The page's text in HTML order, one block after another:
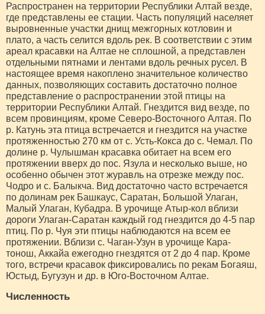
Распространен на территории Республики Алтай везде,
где представлены ее стации. Часть популяций населяет
выровненные участки днищ межгорных котловин и
плато, а часть селится вдоль рек. В соответствии с этим
ареал красавки на Алтае не сплошной, а представлен
отдельными пятнами и лентами вдоль речных русел. В
настоящее время накоплено значительное количество
данных, позволяющих составить достаточно полное
представление о распространении этой птицы на
территории Республики Алтай. Гнездится вид везде, по
всем провинциям, кроме Северо-Восточного Алтая. По
р. Катунь эта птица встречается и гнездится на участке
протяженностью 270 км от с. Усть-Кокса до с. Чемал. По
долине р. Чулышман красавка обитает на всем его
протяжении вверх до пос. Язула и несколько выше, но
особенно обычен этот журавль на отрезке между пос.
Чодро и с. Балыкча. Вид достаточно часто встречается
по долинам рек Башкаус, Саратан, Большой Улаган,
Малый Улаган, Кубадра. В урочище Атыр-кол вблизи
дороги Улаган-Саратан каждый год гнездится до 4-5 пар
птиц. По р. Чуя эти птицы наблюдаются на всем ее
протяжении. Вблизи с. Чаган-Узун в урочище Кара-
тонош, Аккайа ежегодно гнездятся от 2 до 4 пар. Кроме
того, встречи красавок фиксировались по рекам Богаяш,
Юстыд, Бугузун и др. в Юго-Восточном Алтае.
Численность